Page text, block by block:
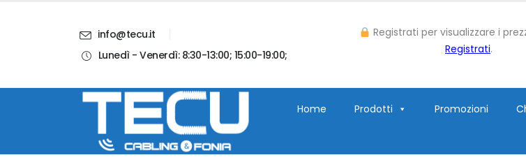
info@tecu.it
Lunedì - Venerdì: 8:30-13:00; 15:00-19:00;
Registrati per visualizzare i
Registrati.
Home Prodotti Promozioni
Blog Contatti Account